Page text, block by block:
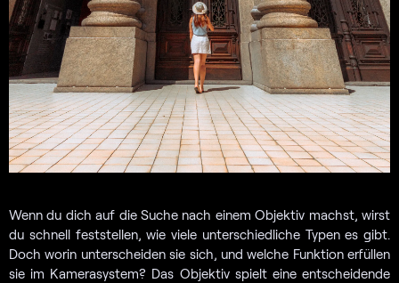
Wenn du dich auf die Suche nach einem Objektiv machst, wirst
du schnell feststellen, wie viele unterschiedliche Typen es gibt.
Doch worin unterscheiden sie sich, und welche Funktion erfüllen
sie im Kamerasystem? Das Objektiv spielt eine entscheidende